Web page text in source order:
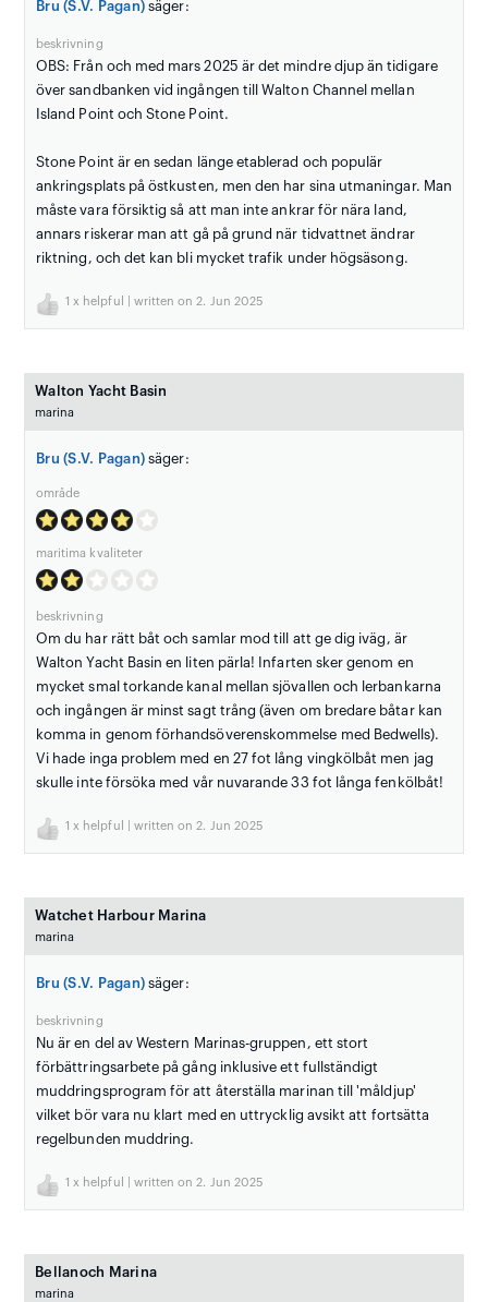
Bru (S.V. Pagan) säger:
beskrivning
OBS: Från och med mars 2025 är det mindre djup än tidigare
över sandbanken vid ingången till Walton Channel mellan
Island Point och Stone Point.
Stone Point är en sedan länge etablerad och populär
ankringsplats på östkusten, men den har sina utmaningar. Man
måste vara försiktig så att man inte ankrar för nära land,
annars riskerar man att gå på grund när tidvattnet ändrar
riktning, och det kan bli mycket trafik under högsäsong.
1 x helpful | written on 2. Jun 2025
Walton Yacht Basin
marina
Bru (S.V. Pagan) säger:
område
maritima kvaliteter
beskrivning
Om du har rätt båt och samlar mod till att ge dig iväg, är
Walton Yacht Basin en liten pärla! Infarten sker genom en
mycket smal torkande kanal mellan sjövallen och lerbankarna
och ingången är minst sagt trång (även om bredare båtar kan
komma in genom förhandsöverenskommelse med Bedwells).
Vi hade inga problem med en 27 fot lång vingkölbåt men jag
skulle inte försöka med vår nuvarande 33 fot långa fenkölbåt!
1 x helpful | written on 2. Jun 2025
Watchet Harbour Marina
marina
Bru (S.V. Pagan) säger:
beskrivning
Nu är en del av Western Marinas-gruppen, ett stort
förbättringsarbete på gång inklusive ett fullständigt
muddringsprogram för att återställa marinan till 'måldjup'
vilket bör vara nu klart med en uttrycklig avsikt att fortsätta
regelbunden muddring.
1 x helpful | written on 2. Jun 2025
Bellanoch Marina
marina